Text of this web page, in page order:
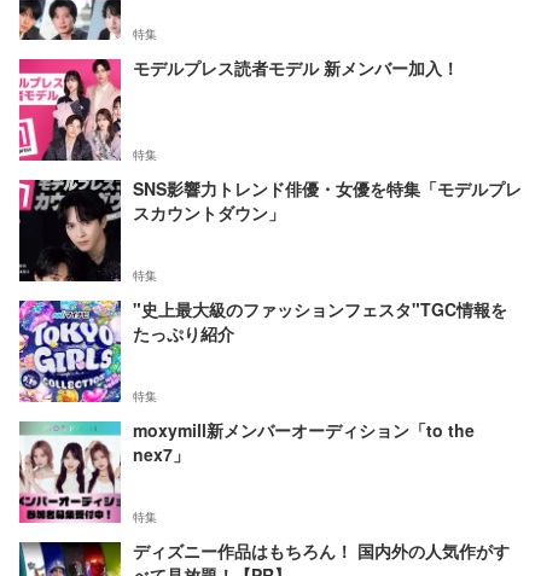
特集
モデルプレス読者モデル 新メンバー加入！
特集
SNS影響力トレンド俳優・女優を特集「モデルプレ
スカウントダウン」
特集
"史上最大級のファッションフェスタ"TGC情報を
たっぷり紹介
特集
moxymill新メンバーオーディション「to the
nex7」
特集
ディズニー作品はもちろん！ 国内外の人気作がす